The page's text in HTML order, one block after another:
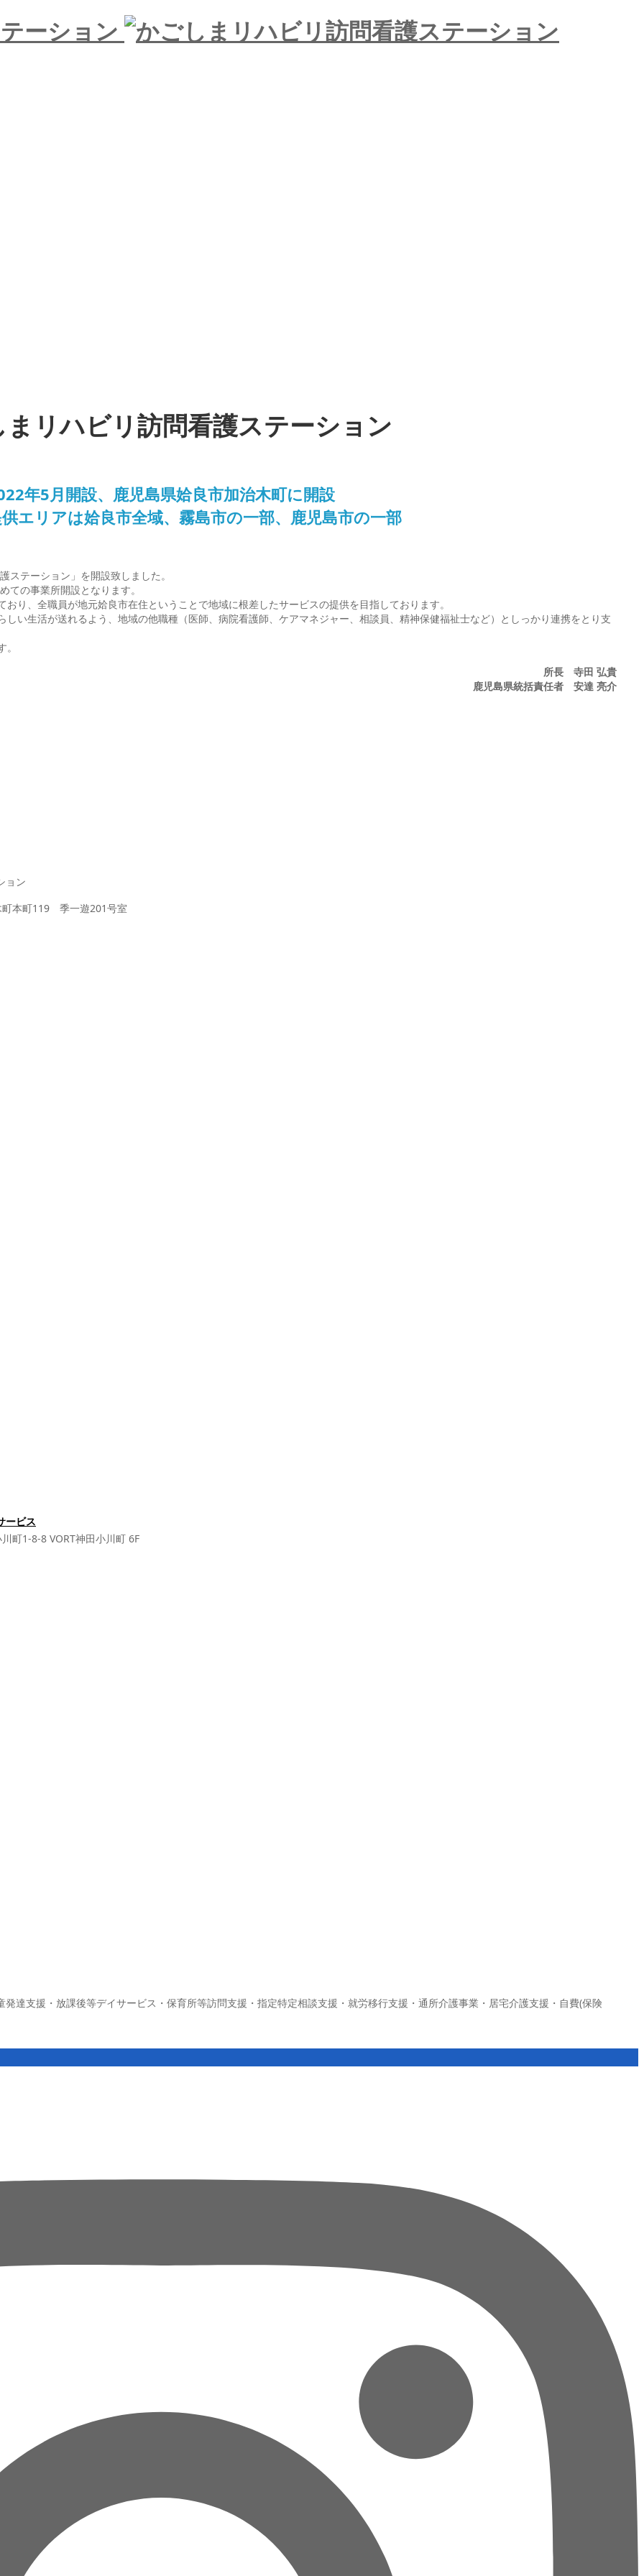
リハビリ訪問看護ステーション
年5月開設、鹿児島県姶良市加治木町に開設
エリアは姶良市全域、霧島市の一部、鹿児島市の一部
テーション」を開設致しました。
ての事業所開設となります。
り、全職員が地元姶良市在住ということで地域に根差したサービスの提供を目指しております。
い生活が送れるよう、地域の他職種（医師、病院看護師、ケアマネジャー、相談員、精神保健福祉士など）としっかり連携をとり支
所長 寺田 弘貴
鹿児島県統括責任者 安達 亮介
ョン
町本町119 季一遊201号室
ービス
町1-8-8 VORT神田小川町 6F
達支援・放課後等デイサービス・保育所等訪問支援・指定特定相談支援・就労移行支援・通所介護事業・居宅介護支援・自費(保険